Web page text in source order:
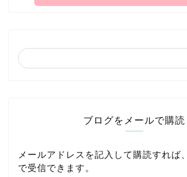
ブログをメールで購読
メールアドレスを記入して購読すれば
で受信できます。